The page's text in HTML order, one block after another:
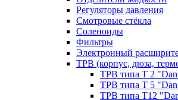
Регуляторы давления
Смотровые стёкла
Соленоиды
Фильтры
Электронный
ТРВ (корпус, дюза,
ТРВ типа Т 2
ТРВ типа Т 5
ТРВ типа Т12